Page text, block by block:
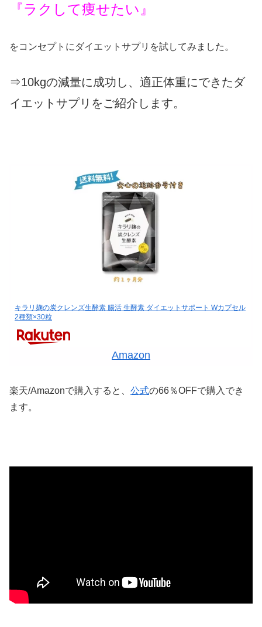
『ラクして痩せたい』
をコンセプトにダイエットサプリを試してみました。
⇒10kgの減量に成功し、適正体重にできたダ
イエットサプリをご紹介します。
キラリ麹の炭クレンズ生酵素 腸活 生酵素 ダイエットサポート Wカプセル
2種類×30粒
Amazon
楽天/Amazonで購入すると、 公式の66％OFFで購入でき
ます。